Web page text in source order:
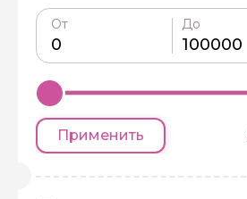
От До
Применить